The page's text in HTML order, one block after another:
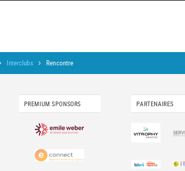
Interclubs Rencontre
PREMIUM SPONSORS PARTENAIRES